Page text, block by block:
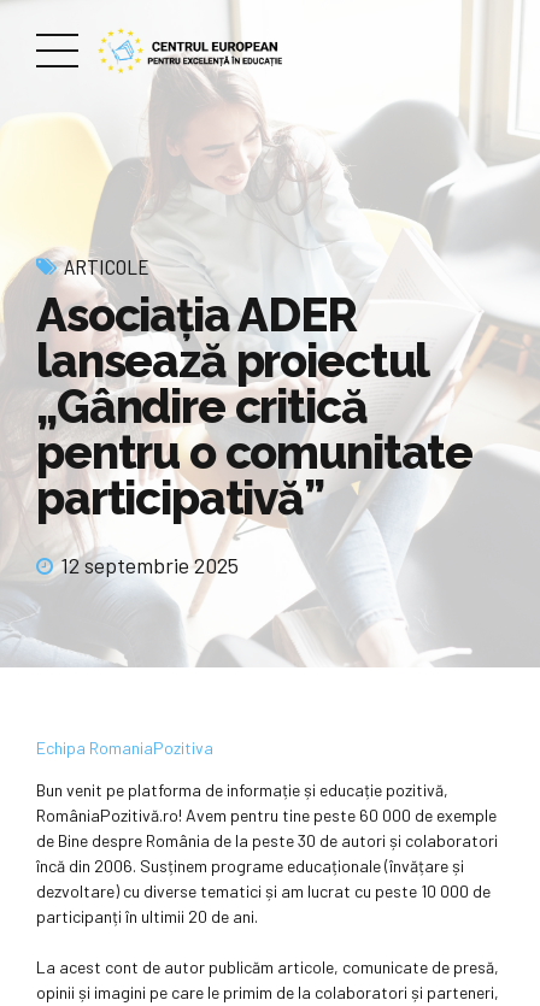
ARTICOLE
Asociația ADER
lansează proiectul
„Gândire critică
pentru o comunitate
participativă”
12 septembrie 2025
Echipa RomaniaPozitiva
Bun venit pe platforma de informație și educație pozitivă,
RomâniaPozitivă.ro! Avem pentru tine peste 60 000 de exemple
de Bine despre România de la peste 30 de autori și colaboratori
încă din 2006. Susținem programe educaționale (învățare și
dezvoltare) cu diverse tematici și am lucrat cu peste 10 000 de
participanți în ultimii 20 de ani.
La acest cont de autor publicăm articole, comunicate de presă,
opinii și imagini pe care le primim de la colaboratori și parteneri,